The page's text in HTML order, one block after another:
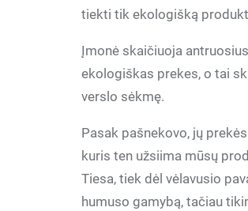
tiekti tik ekologišką
Įmonė skaičiuoja
ekologiškas prekes, o tai
verslo sėkmę.
Pasak pašnekovo, jų
kuris ten užsiima mūsų
Tiesa, tiek dėl vėlavusio
humuso gamybą, tačiau